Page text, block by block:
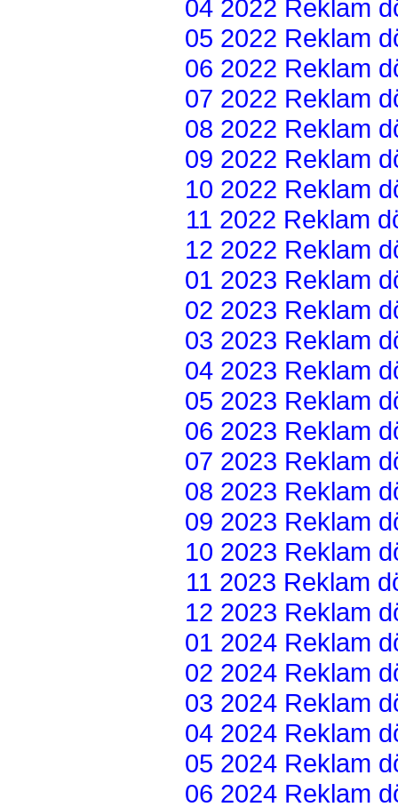
04 2022 Reklam
05 2022 Reklam
06 2022 Reklam
07 2022 Reklam
08 2022 Reklam
09 2022 Reklam
10 2022 Reklam
11 2022 Reklam
12 2022 Reklam
01 2023 Reklam
02 2023 Reklam
03 2023 Reklam
04 2023 Reklam
05 2023 Reklam
06 2023 Reklam
07 2023 Reklam
08 2023 Reklam
09 2023 Reklam
10 2023 Reklam
11 2023 Reklam
12 2023 Reklam
01 2024 Reklam
02 2024 Reklam
03 2024 Reklam
04 2024 Reklam
05 2024 Reklam
06 2024 Reklam